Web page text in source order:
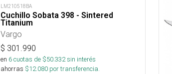
LM210518BA
Cuchillo Sobata 398 - Sintered
Titanium
Vargo
$ 301.990
en 6cuotas de $50.332sin interés
ahorras $12.080 por transferencia.